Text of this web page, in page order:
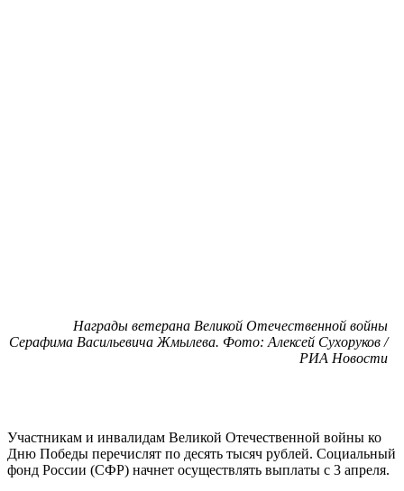
Награды ветерана Великой Отечественной войны
Серафима Васильевича Жмылева. Фото: Алексей Сухоруков /
РИА Новости
Участникам и инвалидам Великой Отечественной войны ко
Дню Победы перечислят по десять тысяч рублей. Социальный
фонд России (СФР) начнет осуществлять выплаты с 3 апреля.